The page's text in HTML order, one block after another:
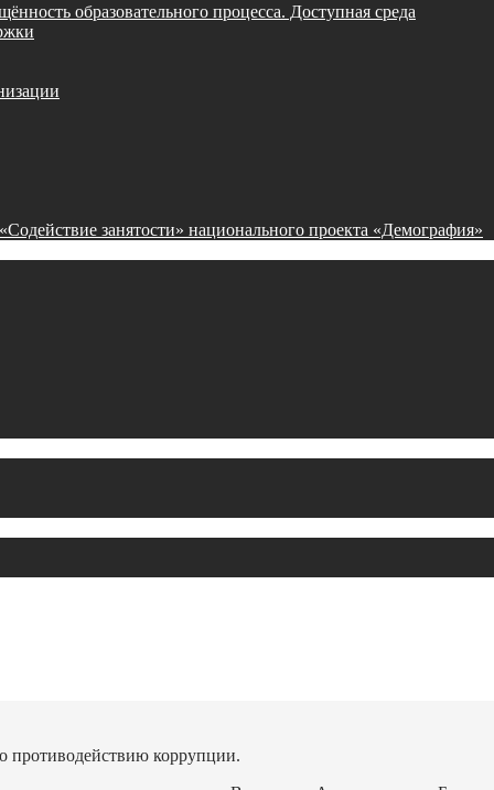
образовательного процесса. Доступная среда
занятости» национального проекта «Демография»
коррупции.